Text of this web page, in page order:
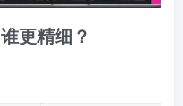
更精细？